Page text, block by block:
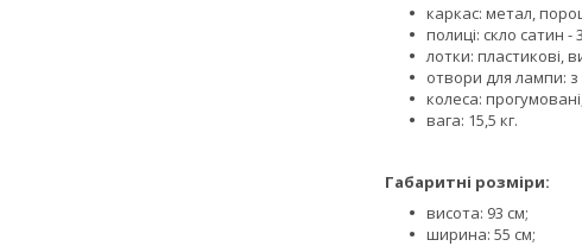
каркас: метал,
полиці: скло сатин -
лотки: пластикові,
отвори для лампи: з
колеса:
вага: 15,5 кг.
Габаритні розміри:
висота: 93 см;
ширина: 55 см;